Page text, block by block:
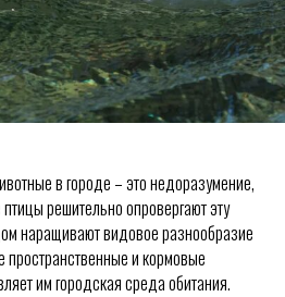
в городе – это недоразумение,
решительно опровергают эту
наращивают видовое разнообразие
пространственные и кормовые
им городская среда обитания.